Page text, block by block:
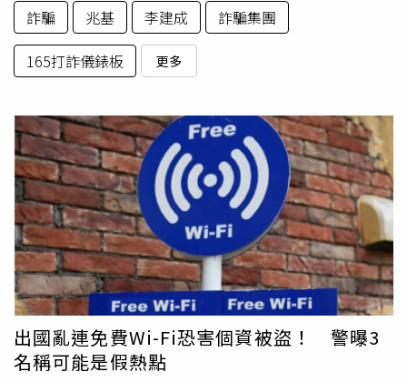
詐騙
兆基 李建成
詐騙集團
165打詐儀錶板
更多
出國亂連免費Wi-Fi恐害個資被盜！ 警曝3
名稱可能是假熱點